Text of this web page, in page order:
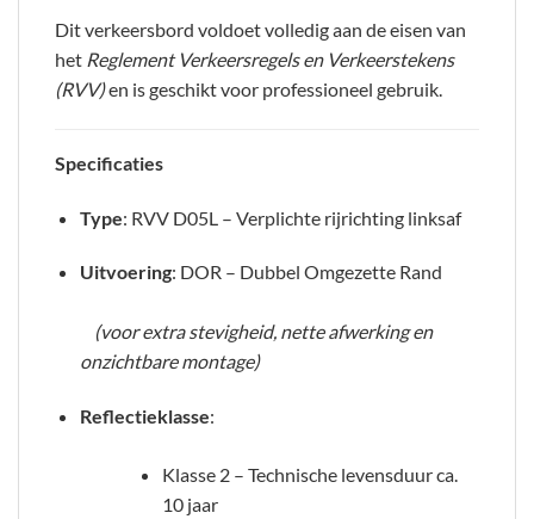
Dit verkeersbord voldoet volledig aan de eisen van
het Reglement Verkeersregels en Verkeerstekens
(RVV)en is geschikt voor professioneel gebruik.
Specificaties
Type: RVV D05L – Verplichte rijrichting linksaf
Uitvoering: DOR – Dubbel Omgezette Rand
(voor extra stevigheid, nette afwerking en
onzichtbare montage)
Reflectieklasse:
Klasse 2 – Technische levensduur ca.
10 jaar